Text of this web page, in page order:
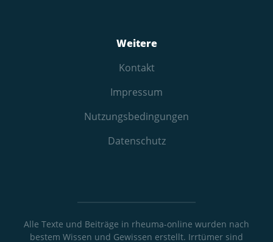
Weitere
Kontakt
Impressum
Nutzungs­bedingungen
Datenschutz
Alle Texte und Beiträge in rheuma-online wurden nach
bestem Wissen und Gewissen erstellt. Irrtümer sind